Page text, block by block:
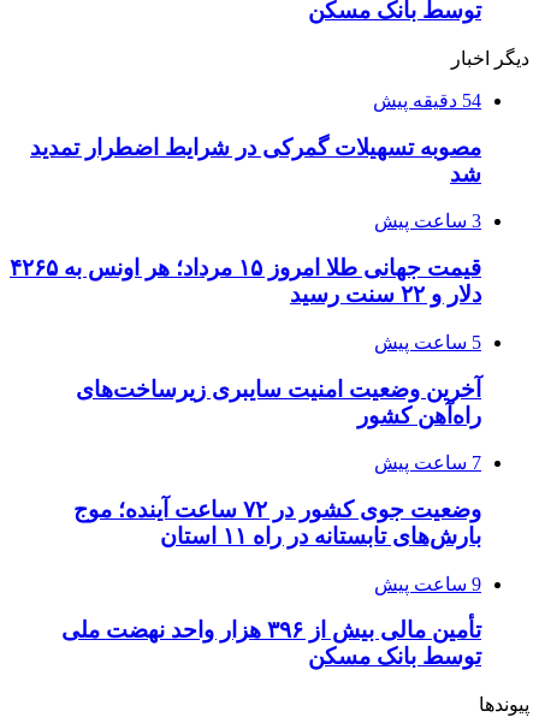
توسط بانک مسکن
دیگر اخبار
54 دقیقه پیش
مصوبه تسهیلات گمرکی در شرایط اضطرار تمدید
شد
3 ساعت پیش
قیمت جهانی طلا امروز ۱۵ مرداد؛ هر اونس به ۴۲۶۵
دلار و ۲۲ سنت رسید
5 ساعت پیش
آخرین وضعیت امنیت سایبری زیرساخت‌های
راه‌آهن کشور
7 ساعت پیش
وضعیت جوی کشور در ۷۲ ساعت آینده؛ موج
بارش‌های تابستانه در راه ۱۱ استان
9 ساعت پیش
تأمین مالی بیش از ۳۹۶ هزار واحد نهضت ملی
توسط بانک مسکن
پیوندها